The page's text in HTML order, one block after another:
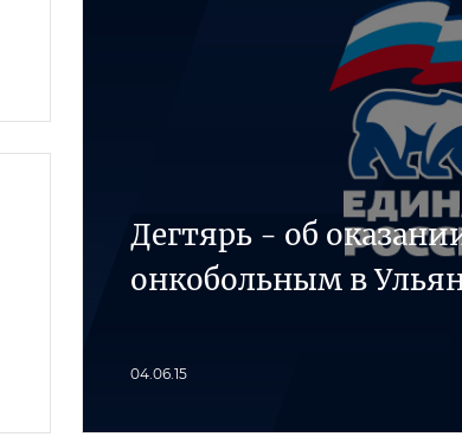
Дегтярь - об
онкобольным в
04.06.15